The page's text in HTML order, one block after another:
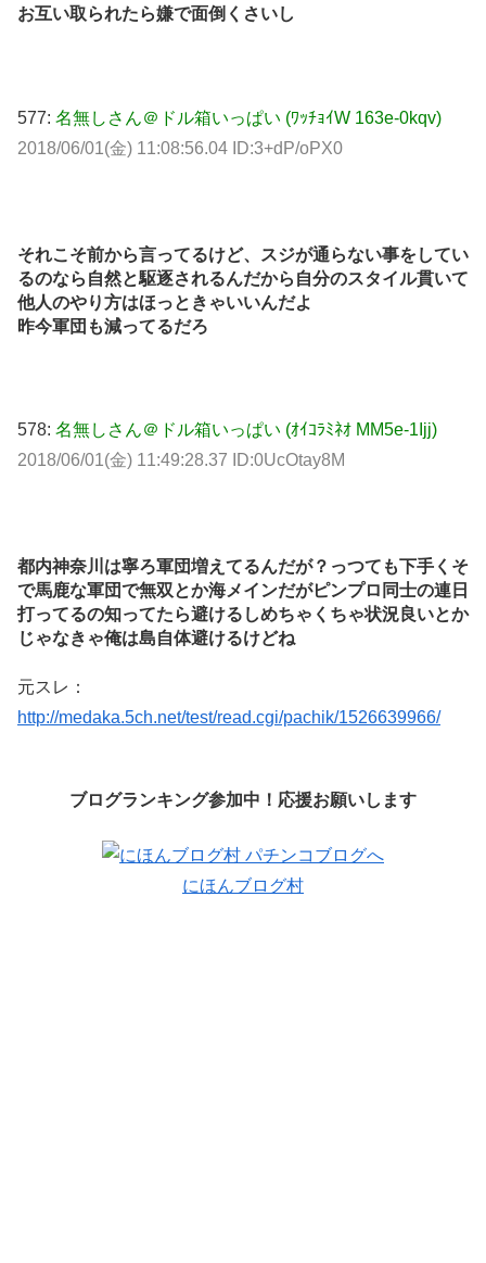
お互い取られたら嫌で面倒くさいし
577: 名無しさん＠ドル箱いっぱい (ﾜｯﾁｮｲW 163e-0kqv)
2018/06/01(金) 11:08:56.04 ID:3+dP/oPX0
それこそ前から言ってるけど、スジが通らない事をしてい
るのなら自然と駆逐されるんだから自分のスタイル貫いて
他人のやり方はほっときゃいいんだよ
昨今軍団も減ってるだろ
578: 名無しさん＠ドル箱いっぱい (ｵｲｺﾗﾐﾈｵ MM5e-1Ijj)
2018/06/01(金) 11:49:28.37 ID:0UcOtay8M
都内神奈川は寧ろ軍団増えてるんだが？っつても下手くそ
で馬鹿な軍団で無双とか海メインだがピンプロ同士の連日
打ってるの知ってたら避けるしめちゃくちゃ状況良いとか
じゃなきゃ俺は島自体避けるけどね
元スレ：
http://medaka.5ch.net/test/read.cgi/pachik/1526639966/
ブログランキング参加中！応援お願いします
にほんブログ村